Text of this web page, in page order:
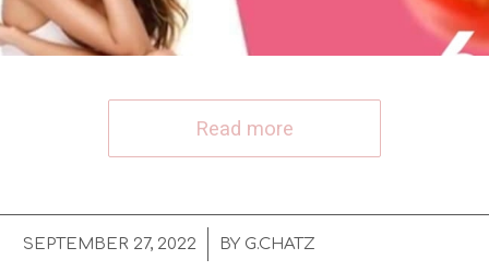
Read more
SEPTEMBER 27, 2022
/ BY G.CHATZ